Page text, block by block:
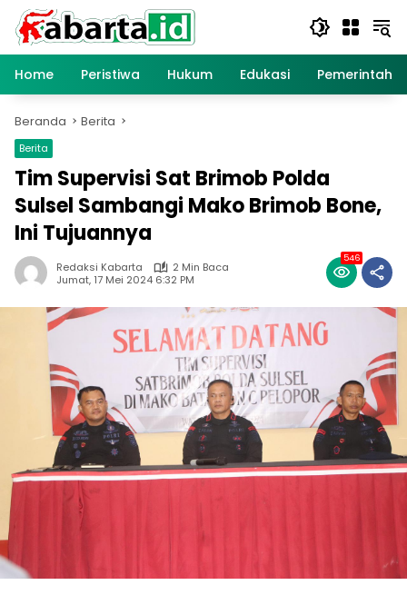
Langsung
konten
Home
Peristiwa Hukum Edukasi
Beranda Berita
Berita
Tim Supervisi Sat Brimob Polda
Sulsel Sambangi Mako Brimob Bone,
Ini Tujuannya
Redaksi Kabarta
2 Min Baca
Jumat, 17 Mei 2024 6:32 PM
546